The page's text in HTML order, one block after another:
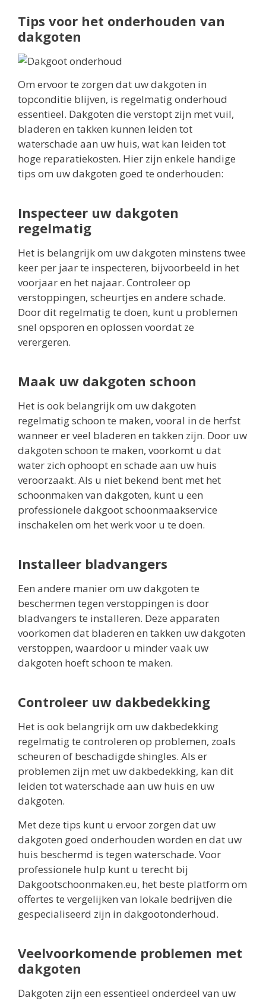
Tips voor het onderhouden van
dakgoten
Om ervoor te zorgen dat uw dakgoten in
topconditie blijven, is regelmatig onderhoud
essentieel. Dakgoten die verstopt zijn met vuil,
bladeren en takken kunnen leiden tot
waterschade aan uw huis, wat kan leiden tot
hoge reparatiekosten. Hier zijn enkele handige
tips om uw dakgoten goed te onderhouden:
Inspecteer uw dakgoten
regelmatig
Het is belangrijk om uw dakgoten minstens twee
keer per jaar te inspecteren, bijvoorbeeld in het
voorjaar en het najaar. Controleer op
verstoppingen, scheurtjes en andere schade.
Door dit regelmatig te doen, kunt u problemen
snel opsporen en oplossen voordat ze
verergeren.
Maak uw dakgoten schoon
Het is ook belangrijk om uw dakgoten
regelmatig schoon te maken, vooral in de herfst
wanneer er veel bladeren en takken zijn. Door uw
dakgoten schoon te maken, voorkomt u dat
water zich ophoopt en schade aan uw huis
veroorzaakt. Als u niet bekend bent met het
schoonmaken van dakgoten, kunt u een
professionele dakgoot schoonmaakservice
inschakelen om het werk voor u te doen.
Installeer bladvangers
Een andere manier om uw dakgoten te
beschermen tegen verstoppingen is door
bladvangers te installeren. Deze apparaten
voorkomen dat bladeren en takken uw dakgoten
verstoppen, waardoor u minder vaak uw
dakgoten hoeft schoon te maken.
Controleer uw dakbedekking
Het is ook belangrijk om uw dakbedekking
regelmatig te controleren op problemen, zoals
scheuren of beschadigde shingles. Als er
problemen zijn met uw dakbedekking, kan dit
leiden tot waterschade aan uw huis en uw
dakgoten.
Met deze tips kunt u ervoor zorgen dat uw
dakgoten goed onderhouden worden en dat uw
huis beschermd is tegen waterschade. Voor
professionele hulp kunt u terecht bij
Dakgootschoonmaken.eu, het beste platform om
offertes te vergelijken van lokale bedrijven die
gespecialiseerd zijn in dakgootonderhoud.
Veelvoorkomende problemen met
dakgoten
Dakgoten zijn een essentieel onderdeel van uw